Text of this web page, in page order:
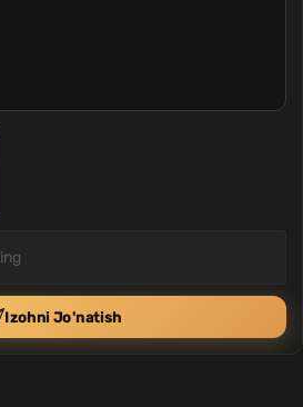
Izohni Jo'natish